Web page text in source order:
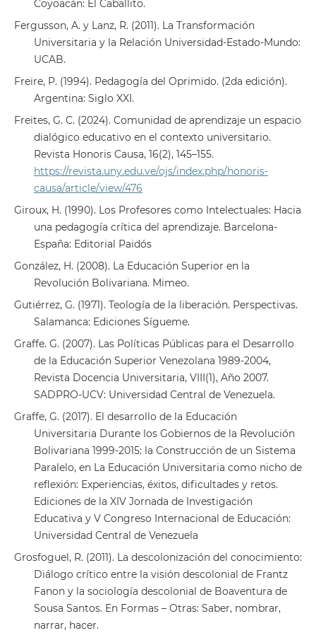
Coyoacán: El Caballito.
Fergusson, A. y Lanz, R. (2011). La Transformación
Universitaria y la Relación Universidad-Estado-Mundo:
UCAB.
Freire, P. (1994). Pedagogía del Oprimido. (2da edición).
Argentina: Siglo XXI.
Freites, G. C. (2024). Comunidad de aprendizaje un espacio
dialógico educativo en el contexto universitario.
Revista Honoris Causa, 16(2), 145–155.
https://revista.uny.edu.ve/ojs/index.php/honoris-
causa/article/view/476
Giroux, H. (1990). Los Profesores como Intelectuales: Hacia
una pedagogía crítica del aprendizaje. Barcelona-
España: Editorial Paidós
González, H. (2008). La Educación Superior en la
Revolución Bolivariana. Mimeo.
Gutiérrez, G. (1971). Teología de la liberación. Perspectivas.
Salamanca: Ediciones Sígueme.
Graffe. G. (2007). Las Políticas Públicas para el Desarrollo
de la Educación Superior Venezolana 1989-2004,
Revista Docencia Universitaria, VIII(1), Año 2007.
SADPRO-UCV: Universidad Central de Venezuela.
Graffe, G. (2017). El desarrollo de la Educación
Universitaria Durante los Gobiernos de la Revolución
Bolivariana 1999-2015: la Construcción de un Sistema
Paralelo, en La Educación Universitaria como nicho de
reflexión: Experiencias, éxitos, dificultades y retos.
Ediciones de la XIV Jornada de Investigación
Educativa y V Congreso Internacional de Educación:
Universidad Central de Venezuela
Grosfoguel, R. (2011). La descolonización del conocimiento:
Diálogo crítico entre la visión descolonial de Frantz
Fanon y la sociología descolonial de Boaventura de
Sousa Santos. En Formas – Otras: Saber, nombrar,
narrar, hacer.